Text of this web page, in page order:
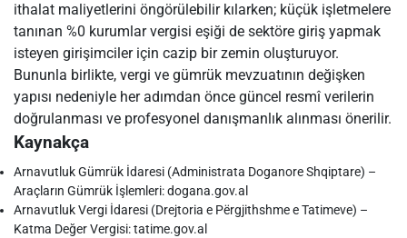
ithalat maliyetlerini öngörülebilir kılarken; küçük işletmelere
tanınan %0 kurumlar vergisi eşiği de sektöre giriş yapmak
isteyen girişimciler için cazip bir zemin oluşturuyor.
Bununla birlikte, vergi ve gümrük mevzuatının değişken
yapısı nedeniyle her adımdan önce güncel resmî verilerin
doğrulanması ve profesyonel danışmanlık alınması önerilir.
Kaynakça
Arnavutluk Gümrük İdaresi (Administrata Doganore Shqiptare) –
Araçların Gümrük İşlemleri: dogana.gov.al
Arnavutluk Vergi İdaresi (Drejtoria e Përgjithshme e Tatimeve) –
Katma Değer Vergisi: tatime.gov.al